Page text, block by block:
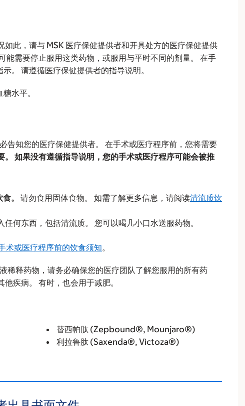
此，请与 MSK 医疗保健提供者和开具处方的医疗保健提供
能需要停止服用这类药物，或服用与平时不同的剂量。 在手
。 请遵循医疗保健提供者的指导说明。
水平。
告知您的医疗保健提供者。 在手术或医疗程序前，您将需要
。 如果没有遵循指导说明，您的手术或医疗程序可能会被推
。 请勿食用固体食物。 如需了解更多信息，请阅读清流质饮
任何东西，包括清流质。 您可以喝几小口水送服药物。
术或医疗程序前的饮食须知。
稀释药物，请务必确保您的医疗团队了解您服用的所有药
疾病。 有时，也会用于减肥。
替西帕肽 (Zepbound®, Mounjaro®)
利拉鲁肽 (Saxenda®, Victoza®)